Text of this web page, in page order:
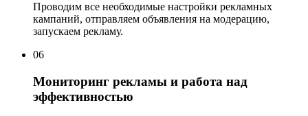
Проводим все необходимые настройки рекламных
кампаний, отправляем объявления на модерацию,
запускаем рекламу.
06
Мониторинг рекламы и работа над
эффективностью